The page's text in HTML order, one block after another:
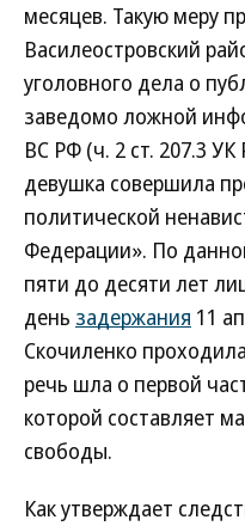
месяцев. Такую меру
Василеостровский
уголовного дела о
заведомо ложной
ВС РФ (ч. 2 ст. 207.3
девушка совершила
политической
Федерации». По
пяти до десяти лет
день задержания 11
Скочиленко
речь шла о первой
которой составляет
свободы.
Как утверждает